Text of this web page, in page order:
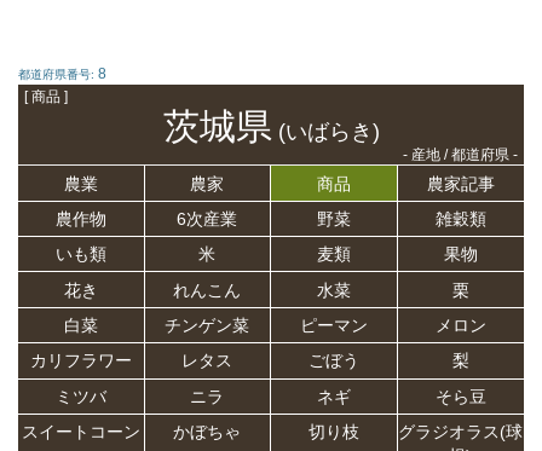
都道府県番号: 8
[ 商品 ]
茨城県(いばらき)
- 産地 / 都道府県 -
農業 農家 商品
農家記事
農作物
6次産業 野菜
雑穀類
いも類
米 麦類
果物
花き
れんこん 水菜
栗
白菜
チンゲン菜 ピーマン
メロン
カリフラワー
レタス ごぼう
梨
ミツバ
ニラ ネギ
そら豆
スイートコーン
かぼちゃ 切り枝
グラジオラス(球